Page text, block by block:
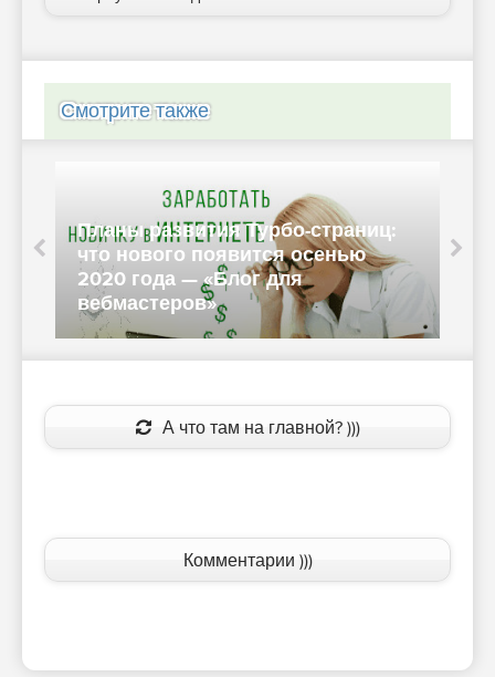
Смотрите также
Как устроена контент-система
Турбо-страниц: схемы, факты и
немного истории — «Блог для
вебмастеров»
А что там на главной? )))
Комментарии )))